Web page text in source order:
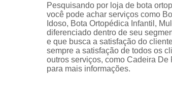
Pesquisando por loja de bota
você pode achar serviços como
Idoso, Bota Ortopédica Infantil,
diferenciado dentro de seu
e que busca a satisfação do
sempre a satisfação de todos os
outros serviços, como Cadeira
para mais informações.